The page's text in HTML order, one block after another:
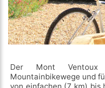
Der Mont
Mountainbikewege und